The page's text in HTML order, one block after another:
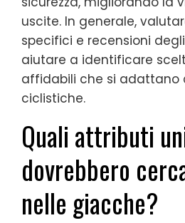
uscite. In generale,
specifici e recensioni
aiutare a identificare
affidabili che si adattano
ciclistiche.
Quali attributi
dovrebbero
nelle giacche?